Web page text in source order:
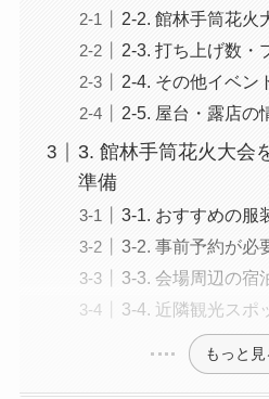
2-2. 館林手筒花火
2-3. 打ち上げ数・
2-4. その他イベン
2-5. 屋台・露店の
3. 館林手筒花火大会
準備
3-1. おすすめの服
3-2. 事前予約が必
3-3. 会場周辺の宿
3-4. 近隣観光スポ
もっと見